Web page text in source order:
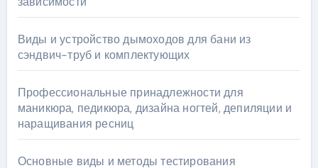
Виды и устройство дымоходов для бани из
сэндвич-труб и комплектующих
Профессиональные принадлежности для
маникюра, педикюра, дизайна ногтей, депиляции и
наращивания ресниц
Основные виды и методы тестирования